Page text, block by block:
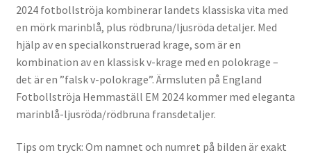
2024 fotbollströja kombinerar landets klassiska vita med
en mörk marinblå, plus rödbruna/ljusröda detaljer. Med
hjälp av en specialkonstruerad krage, som är en
kombination av en klassisk v-krage med en polokrage –
det är en ”falsk v-polokrage”. Ärmsluten på England
Fotbollströja Hemmaställ EM 2024 kommer med eleganta
marinblå-ljusröda/rödbruna fransdetaljer.
Tips om tryck: Om namnet och numret på bilden är exakt